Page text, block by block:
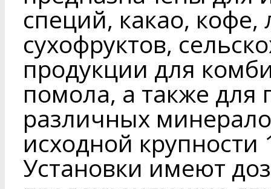
специй, какао, кофе,
сухофруктов,
продукции для
помола, а также
различных
исходной
Установки имеют